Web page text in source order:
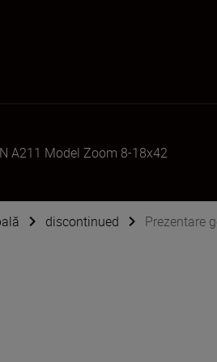
A211 Model Zoom 8-18x42
discontinued Prezentare